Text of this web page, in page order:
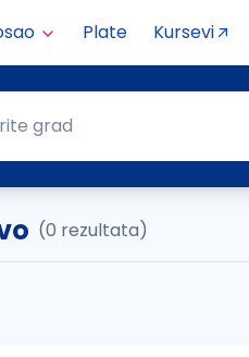
Plate Kursevi
grad
(0 rezultata)